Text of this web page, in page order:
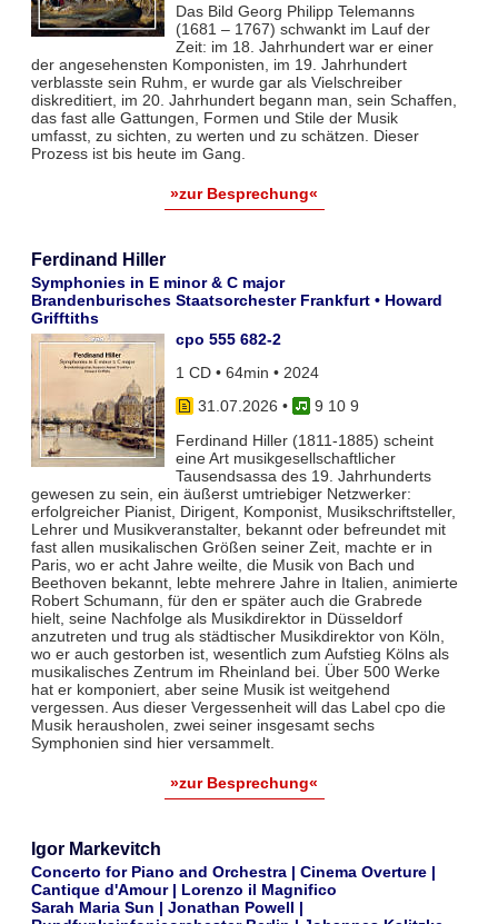
Das Bild Georg Philipp Telemanns
(1681 – 1767) schwankt im Lauf der
Zeit: im 18. Jahrhundert war er einer
der angesehensten Komponisten, im 19. Jahrhundert
verblasste sein Ruhm, er wurde gar als Vielschreiber
diskreditiert, im 20. Jahrhundert begann man, sein Schaffen,
das fast alle Gattungen, Formen und Stile der Musik
umfasst, zu sichten, zu werten und zu schätzen. Dieser
Prozess ist bis heute im Gang.
»zur Besprechung«
Ferdinand Hiller
Symphonies in E minor & C major
Brandenburisches Staatsorchester Frankfurt • Howard
Grifftiths
cpo 555 682-2
1 CD • 64min • 2024
31.07.2026 •
9 10 9
Ferdinand Hiller (1811-1885) scheint
eine Art musikgesellschaftlicher
Tausendsassa des 19. Jahrhunderts
gewesen zu sein, ein äußerst umtriebiger Netzwerker:
erfolgreicher Pianist, Dirigent, Komponist, Musikschriftsteller,
Lehrer und Musikveranstalter, bekannt oder befreundet mit
fast allen musikalischen Größen seiner Zeit, machte er in
Paris, wo er acht Jahre weilte, die Musik von Bach und
Beethoven bekannt, lebte mehrere Jahre in Italien, animierte
Robert Schumann, für den er später auch die Grabrede
hielt, seine Nachfolge als Musikdirektor in Düsseldorf
anzutreten und trug als städtischer Musikdirektor von Köln,
wo er auch gestorben ist, wesentlich zum Aufstieg Kölns als
musikalisches Zentrum im Rheinland bei. Über 500 Werke
hat er komponiert, aber seine Musik ist weitgehend
vergessen. Aus dieser Vergessenheit will das Label cpo die
Musik herausholen, zwei seiner insgesamt sechs
Symphonien sind hier versammelt.
»zur Besprechung«
Igor Markevitch
Concerto for Piano and Orchestra | Cinema Overture |
Cantique d'Amour | Lorenzo il Magnifico
Sarah Maria Sun | Jonathan Powell |